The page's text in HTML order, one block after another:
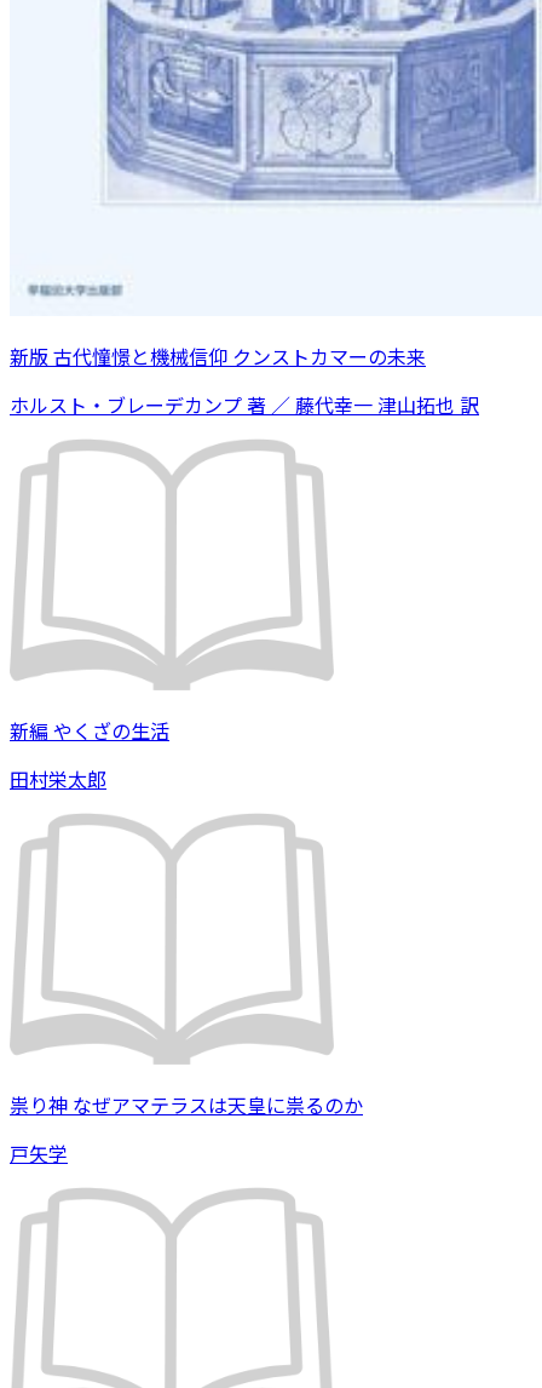
新版 古代憧憬と機械信仰 クンストカマーの未来
ホルスト・ブレーデカンプ 著 ／ 藤代幸一 津山拓也 訳
新編 やくざの生活
田村栄太郎
祟り神 なぜアマテラスは天皇に祟るのか
戸矢学